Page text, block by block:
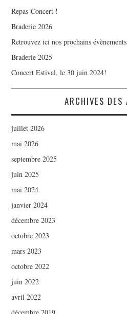
Repas-Concert !
Braderie 2026
Retrouvez ici nos prochains
Braderie 2025
Concert Estival, le 30 juin 2024!
ARCHIVES DES
juillet 2026
mai 2026
septembre 2025
juin 2025
mai 2024
janvier 2024
décembre 2023
octobre 2023
mars 2023
octobre 2022
juin 2022
avril 2022
décembre 2019